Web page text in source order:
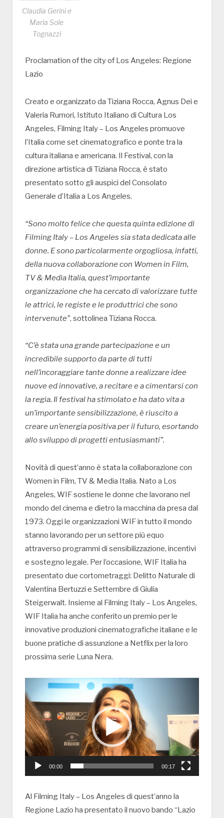
Claudia Gerini e
Maria Sole
Tognazzi
Proclamation of the city of Los Angeles: Regione
Lazio
Creato e organizzato da Tiziana Rocca, Agnus Dei e
Valeria Rumori, Istituto Italiano di Cultura Los
Angeles, Filming Italy – Los Angeles promuove
l’Italia come set cinematografico e ponte tra la
cultura italiana e americana. Il Festival, con la
direzione artistica di Tiziana Rocca, è stato
presentato sotto gli auspici del Consolato
Generale d’Italia a Los Angeles.
“Sono molto felice che questa quinta edizione di
Filming Italy – Los Angeles sia stata dedicata alle
donne. E sono particolarmente orgogliosa, infatti,
della nuova collaborazione con Women in Film,
TV & Media Italia, quest’importante
organizzazione che ha cercato di valorizzare tutte
le attrici, le registe e le produttrici che sono
intervenute”, sottolinea Tiziana Rocca.
“C’è stata una grande partecipazione e un
incredibile supporto da parte di tutti
nell’incoraggiare tante donne a realizzare idee
nuove ed innovative, a recitare e a cimentarsi con
la regia. Il festival ha stimolato e ha dato vita a
un’importante sensibilizzazione, è riuscito a
creare un’energia positiva per il futuro, esortando
allo sviluppo di progetti entusiasmanti”.
Novità di quest’anno è stata la collaborazione con
Women in Film, TV & Media Italia. Nato a Los
Angeles, WIF sostiene le donne che lavorano nel
mondo del cinema e dietro la macchina da presa dal
1973. Oggi le organizzazioni WIF in tutto il mondo
stanno lavorando per un settore più equo
attraverso programmi di sensibilizzazione, incentivi
e sostegno legale. Per l’occasione, WIF Italia ha
presentato due cortometraggi: Delitto Naturale di
Valentina Bertuzzi e Settembre di Giulia
Steigerwalt. Insieme al Filming Italy – Los Angeles,
WIF Italia ha anche conferito un premio per le
innovative produzioni cinematografiche italiane e le
buone pratiche di assunzione a Netflix per la loro
prossima serie Luna Nera.
Player
00:00 00:17
Al Filming Italy – Los Angeles di quest’anno la
Regione Lazio ha presentato il nuovo bando “Lazio